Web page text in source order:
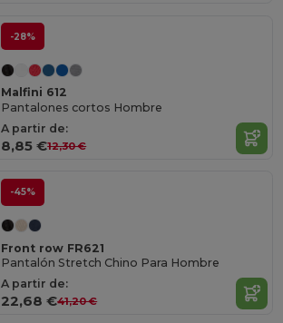
-28%
Malfini 612
Pantalones cortos Hombre
A partir de:
8,85 €12,30 €
-45%
Front row FR621
Pantalón Stretch Chino Para Hombre
A partir de:
22,68 €41,20 €